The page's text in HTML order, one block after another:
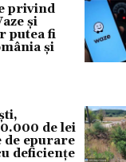
privind
și
putea fi
și
de lei
de epurare
deficiențe